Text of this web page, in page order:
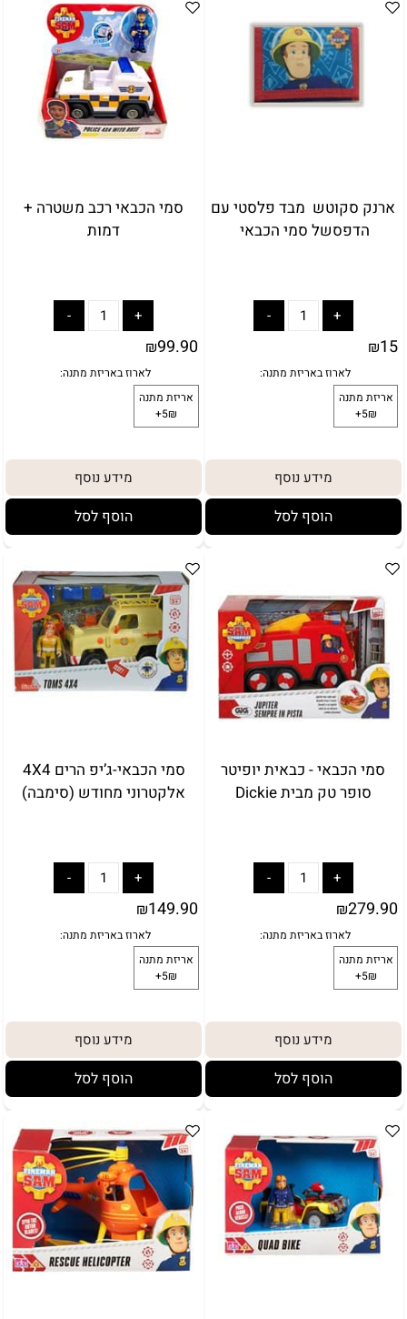
מתנה:
לארוז באריזת מתנה:
אריזת מתנה
5₪+
ארנק סקוטש מבד פלסטי עם
הדפסשל סמי הכבאי
₪15
מידע נוסף
הוסף לסל
סמי הכבאי רכב משטרה +
דמות
₪99.90
מידע נוסף
הוסף לסל
סמי הכבאי - כבאית יופיטר
סופר טק מבית Dickie
₪279.90
מידע נוסף
הוסף לסל
סמי הכבאי-ג’יפ הרים 4X4
אלקטרוני מחודש (סימבה)
₪149.90
מידע נוסף
הוסף לסל